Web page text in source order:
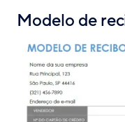
Modelo de